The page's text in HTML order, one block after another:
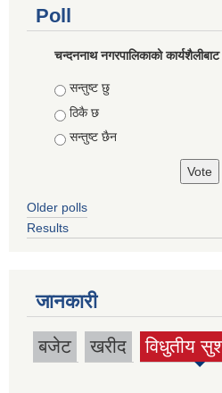
Poll
चन्दननाथ नगरपालिकाको
Choices
सन्तुष्ट छु
ठिकै छ
सन्तुष्ट छैन
Older polls
Results
जानकारी
बजेट खरीद विधुतीय
(active